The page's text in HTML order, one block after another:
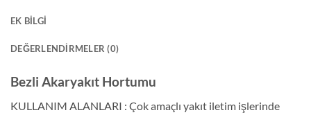
EK BILGI
DEĞERLENDIRMELER (0)
Bezli Akaryakıt Hortumu
KULLANIM ALANLARI : Çok amaçlı yakıt iletim işlerinde